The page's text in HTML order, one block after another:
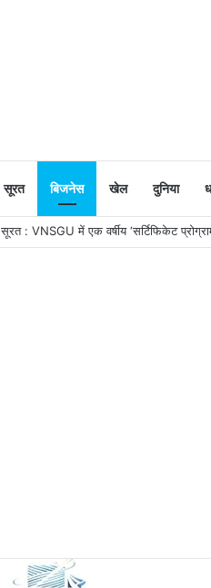
सूरत बिजनेस खेल दुनिया
सूरत : VNSGU में एक वर्षीय ‘सर्टिफिकेट